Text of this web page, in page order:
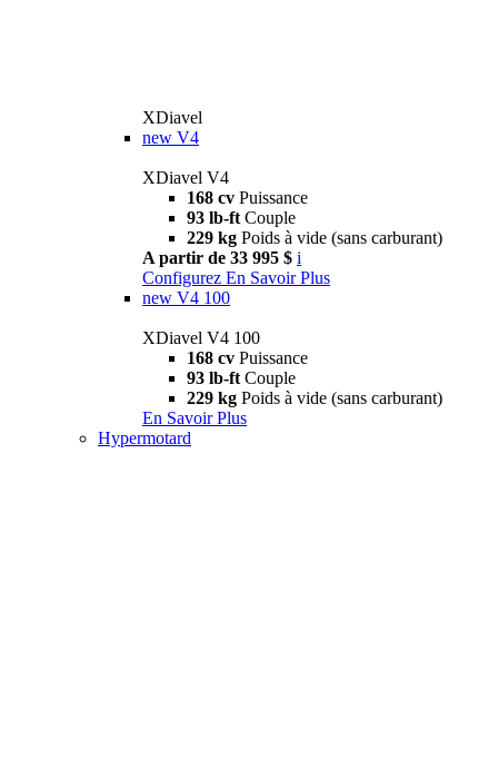
XDiavel
new V4
XDiavel V4
168 cv Puissance
93 lb-ft Couple
229 kg Poids à vide (sans carburant)
A partir de 33 995 $ i
Configurez En Savoir Plus
new V4 100
XDiavel V4 100
168 cv Puissance
93 lb-ft Couple
229 kg Poids à vide (sans carburant)
En Savoir Plus
Hypermotard